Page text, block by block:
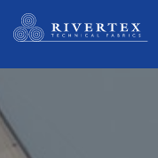
Rivertex技术面料集团